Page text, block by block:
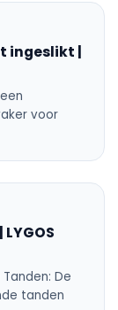
ingeslikt |
voor
De
tanden